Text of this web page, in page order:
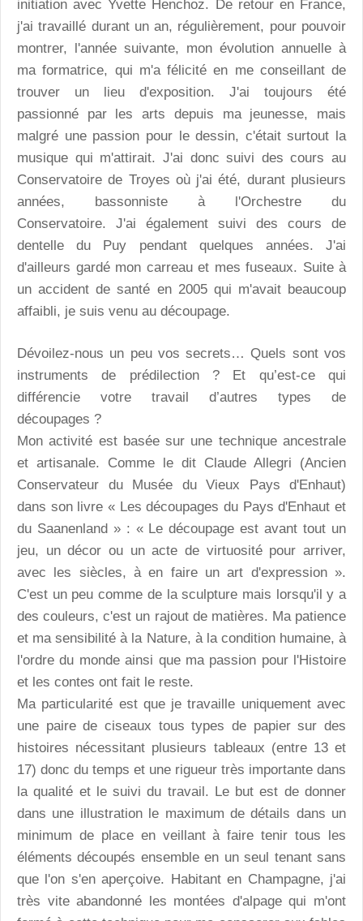
initiation avec Yvette Henchoz. De retour en France,
j'ai travaillé durant un an, régulièrement, pour pouvoir
montrer, l'année suivante, mon évolution annuelle à
ma formatrice, qui m'a félicité en me conseillant de
trouver un lieu d'exposition. J'ai toujours été
passionné par les arts depuis ma jeunesse, mais
malgré une passion pour le dessin, c'était surtout la
musique qui m'attirait. J'ai donc suivi des cours au
Conservatoire de Troyes où j'ai été, durant plusieurs
années, bassonniste à l'Orchestre du
Conservatoire. J'ai également suivi des cours de
dentelle du Puy pendant quelques années. J'ai
d'ailleurs gardé mon carreau et mes fuseaux. Suite à
un accident de santé en 2005 qui m'avait beaucoup
affaibli, je suis venu au découpage.
Dévoilez-nous un peu vos secrets… Quels sont vos
instruments de prédilection ? Et qu’est-ce qui
différencie votre travail d’autres types de
découpages ?
Mon activité est basée sur une technique ancestrale
et artisanale. Comme le dit Claude Allegri (Ancien
Conservateur du Musée du Vieux Pays d'Enhaut)
dans son livre « Les découpages du Pays d'Enhaut et
du Saanenland » : « Le découpage est avant tout un
jeu, un décor ou un acte de virtuosité pour arriver,
avec les siècles, à en faire un art d'expression ».
C'est un peu comme de la sculpture mais lorsqu'il y a
des couleurs, c'est un rajout de matières. Ma patience
et ma sensibilité à la Nature, à la condition humaine, à
l'ordre du monde ainsi que ma passion pour l'Histoire
et les contes ont fait le reste.
Ma particularité est que je travaille uniquement avec
une paire de ciseaux tous types de papier sur des
histoires nécessitant plusieurs tableaux (entre 13 et
17) donc du temps et une rigueur très importante dans
la qualité et le suivi du travail. Le but est de donner
dans une illustration le maximum de détails dans un
minimum de place en veillant à faire tenir tous les
éléments découpés ensemble en un seul tenant sans
que l'on s'en aperçoive. Habitant en Champagne, j'ai
très vite abandonné les montées d'alpage qui m'ont